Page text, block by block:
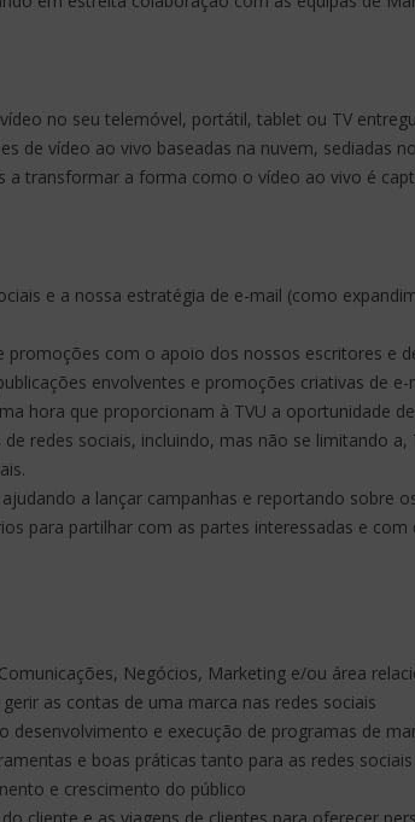
no seu telemóvel, portátil, tablet ou TV
de vídeo ao vivo baseadas na nuvem, sediadas
a transformar a forma como o vídeo ao vivo é
e a nossa estratégia de e-mail (como
promoções com o apoio dos nossos escritores e
envolventes e promoções criativas de
hora que proporcionam à TVU a oportunidade
redes sociais, incluindo, mas não se limitando
a lançar campanhas e reportando sobre
para partilhar com as partes interessadas e
Negócios, Marketing e/ou área
as contas de uma marca nas redes sociais
desenvolvimento e execução de programas de
e boas práticas tanto para as redes
e crescimento do público